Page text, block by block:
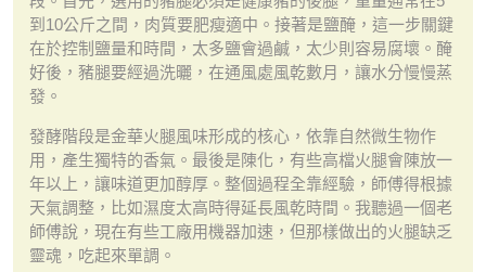
到10公斤之間，肉質要肥瘦適中。接著是鹽醃，這一步關鍵
在於控制鹽量和時間，太多鹽會過鹹，太少則容易腐壞。醃
好後，豬腿要經過洗曬，在通風處風乾數月，讓水分慢慢蒸
發。
發酵階段是金華火腿風味形成的核心，依靠自然微生物作
用，產生獨特的香氣。最後是陳化，有些高檔火腿會陳放一
年以上，讓味道更加醇厚。整個過程全靠經驗，師傅得根據
天氣調整，比如濕度太高時得延長風乾時間。我聽過一個老
師傅說，現在有些工廠用機器加速，但那樣做出的火腿缺乏
靈魂，吃起來單調。